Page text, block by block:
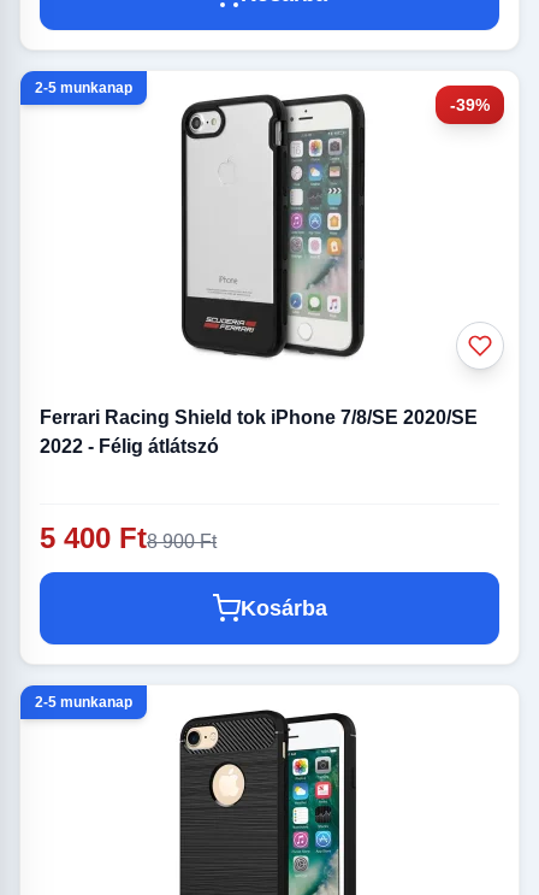
-39%
2-5 munkanap
Ferrari Racing Shield tok iPhone 7/8/SE 2020/SE
2022 - Félig átlátszó
5 400 Ft8 900 Ft
Kosárba
2-5 munkanap